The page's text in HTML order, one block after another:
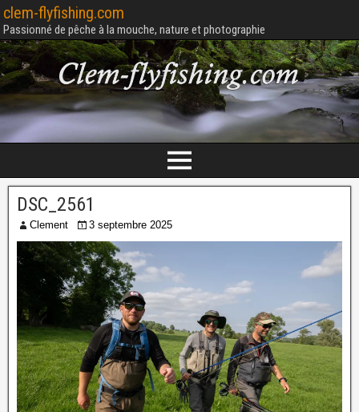
clem-flyfishing.com
Passionné de pêche à la mouche, nature et photographie
DSC_2561
Clement 3 septembre 2025